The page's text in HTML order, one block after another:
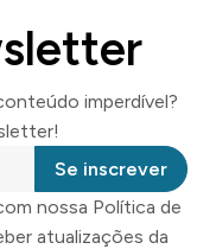
imperdível?
Se inscrever
nossa Política de
atualizações da